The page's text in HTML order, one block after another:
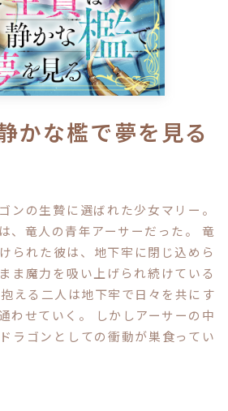
コミックガルド
コミックパルフェ
コミックエッセイ
かな檻で夢を見る
ンの生贄に選ばれた少女マリー。
、竜人の青年アーサーだった。 竜
られた彼は、地下牢に閉じ込めら
ま魔力を吸い上げられ続けている
える二人は地下牢で日々を共にす
わせていく。 しかしアーサーの中
ラゴンとしての衝動が巣食ってい